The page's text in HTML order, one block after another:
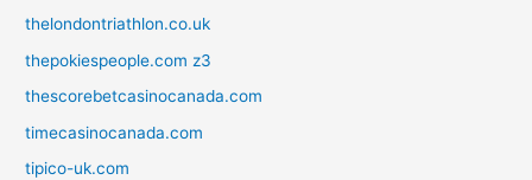
thelondontriathlon.co.uk
thepokiespeople.com z3
thescorebetcasinocanada.com
timecasinocanada.com
tipico-uk.com